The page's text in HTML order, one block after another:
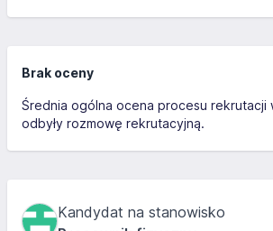
Brak oceny
Średnia ogólna ocena procesu rekrutacji
odbyły rozmowę rekrutacyjną.
Kandydat na stanowisko